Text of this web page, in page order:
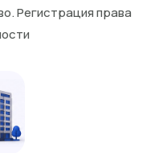
Регистрация права